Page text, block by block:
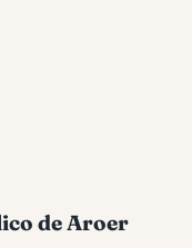
de Aroer